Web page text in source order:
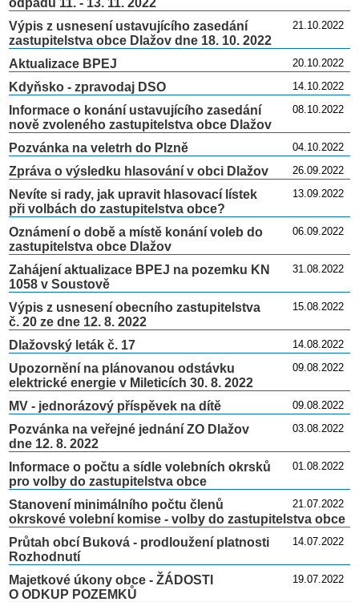
21.10.2022
Výpis z usnesení ustavujícího zasedání
zastupitelstva obce Dlažov dne 18. 10. 2022
20.10.2022
Aktualizace BPEJ
14.10.2022
Kdyňsko - zpravodaj DSO
08.10.2022
Informace o konání ustavujícího zasedání
nově zvoleného zastupitelstva obce Dlažov
04.10.2022
Pozvánka na veletrh do Plzně
26.09.2022
Zpráva o výsledku hlasování v obci Dlažov
13.09.2022
Nevíte si rady, jak upravit hlasovací lístek
při volbách do zastupitelstva obce?
06.09.2022
Oznámení o době a místě konání voleb do
zastupitelstva obce Dlažov
31.08.2022
Zahájení aktualizace BPEJ na pozemku KN
1058 v Soustově
15.08.2022
Výpis z usnesení obecního zastupitelstva
č. 20 ze dne 12. 8. 2022
14.08.2022
Dlažovský leták č. 17
09.08.2022
Upozornění na plánovanou odstávku
elektrické energie v Mileticích 30. 8. 2022
09.08.2022
MV - jednorázový příspěvek na dítě
03.08.2022
Pozvánka na veřejné jednání ZO Dlažov
dne 12. 8. 2022
01.08.2022
Informace o počtu a sídle volebních okrsků
pro volby do zastupitelstva obce
21.07.2022
Stanovení minimálního počtu členů
okrskové volební komise - volby do zastupitelstva obce
14.07.2022
Průtah obcí Buková - prodloužení platnosti
Rozhodnutí
19.07.2022
Majetkové úkony obce - ŽÁDOSTI
O ODKUP POZEMKŮ